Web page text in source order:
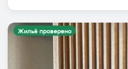
Жильё проверено